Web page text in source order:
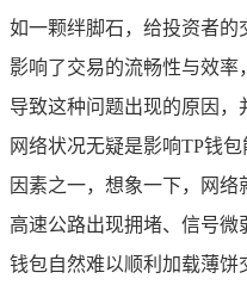
如一颗绊脚石，给投资者的
影响了交易的流畅性与效
导致这种问题出现的原因，
网络状况无疑是影响TP钱
因素之一，想象一下，网
高速公路出现拥堵、信号
钱包自然难以顺利加载薄饼